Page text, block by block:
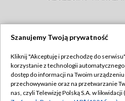
TVP
Abonament TVP
Szanujemy Twoją prywatność
Kliknij "Akceptuję i przechodzę do
korzystanie z technologii
dostęp do informacji na Twoim
przechowywanie oraz na przetwarzanie
nas, czyli Telewizję Polską S.A. w likwidacji